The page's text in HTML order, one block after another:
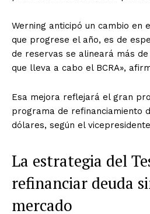
Werning anticipó un cambio en
que progrese el año, es de
de reservas se alineará más
que lleva a cabo el BCRA»,
Esa mejora reflejará el gran
programa de refinanciamiento
dólares, según el
La estrategia del
refinanciar deuda
mercado